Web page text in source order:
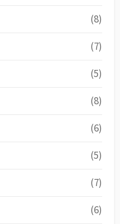
(8)
(7)
(5)
(8)
(6)
(5)
(7)
(6)